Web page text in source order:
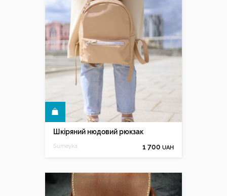
Шкіряний нюдовий рюкзак
Sumeyka 1 700 UAH